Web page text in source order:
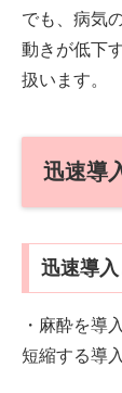
でも、病気
動きが低下
扱います。
迅速導
迅速導
・麻酔を導
短縮する導